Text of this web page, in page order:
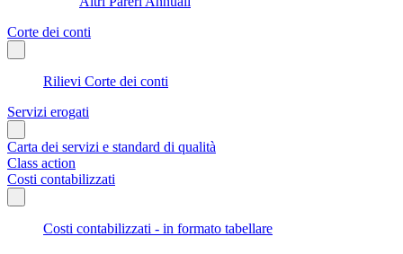
Corte dei conti
Rilievi Corte dei conti
Servizi erogati
Carta dei servizi e standard di qualità
Class action
Costi contabilizzati
Costi contabilizzati - in formato tabellare